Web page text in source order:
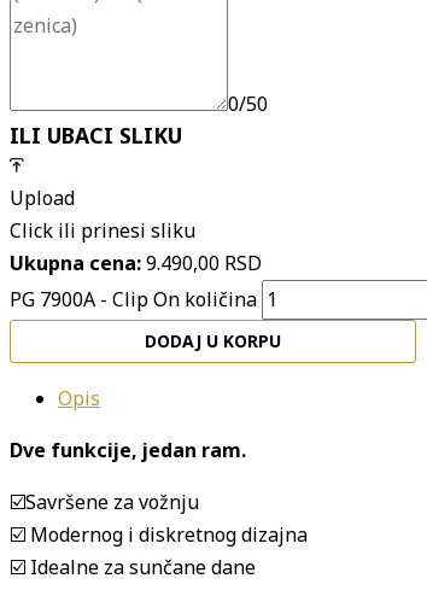
0/50
ILI UBACI SLIKU
Upload
Click ili prinesi sliku
Ukupna cena:9.490,00 RSD
PG 7900A - Clip On količina
DODAJ U KORPU
Opis
Dve funkcije, jedan ram.
☑️Savršene za vožnju
☑️ Modernog i diskretnog dizajna
☑️ Idealne za sunčane dane